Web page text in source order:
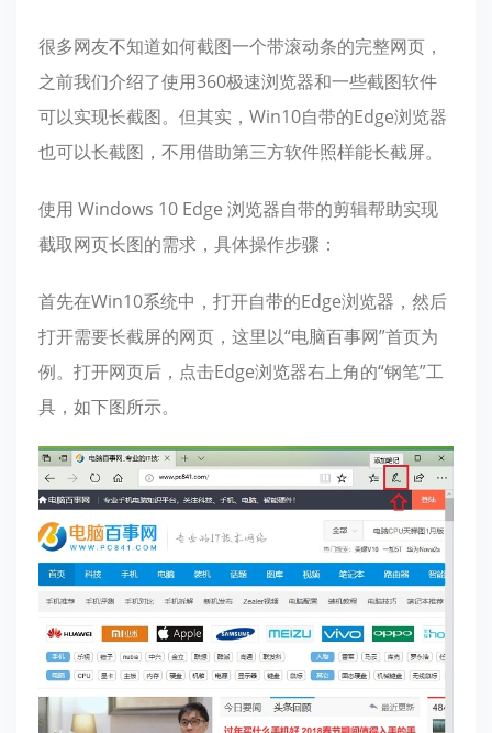
很多网友不知道如何截图一个带滚动条的完整网页，
之前我们介绍了使用360极速浏览器和一些截图软件
可以实现长截图。但其实，Win10自带的Edge浏览器
也可以长截图，不用借助第三方软件照样能长截屏。
使用 Windows 10 Edge 浏览器自带的剪辑帮助实现
截取网页长图的需求，具体操作步骤：
首先在Win10系统中，打开自带的Edge浏览器，然后
打开需要长截屏的网页，这里以“电脑百事网”首页为
例。打开网页后，点击Edge浏览器右上角的“钢笔”工
具，如下图所示。